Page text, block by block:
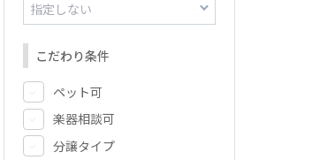
こだわり条件
ペット可
楽器相談可
分譲タイプ